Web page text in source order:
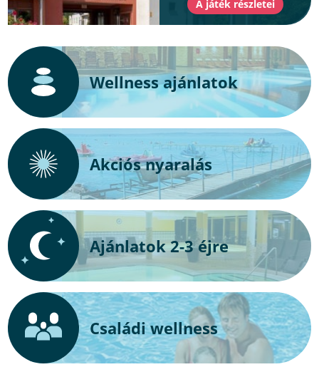
Wellness ajánlatok
Akciós nyaralás
Ajánlatok 2-3 éjre
Családi wellness